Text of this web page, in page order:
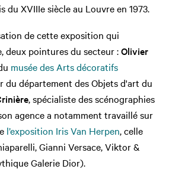
du XVIIIe siècle au Louvre en 1973.
de cette exposition qui
deux pointures du secteur :Olivier
musée des Arts décoratifs
du département des Objets d'art du
, spécialiste des scénographies
agence a notamment travaillé sur
l’exposition Iris Van Herpen, celle
Gianni Versace, Viktor &
Galerie Dior).